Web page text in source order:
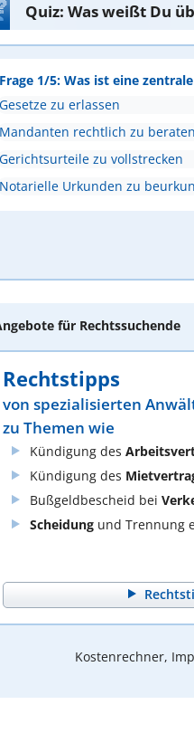
Quiz: Was weißt Du
Frage 1/5: Was ist eine
Gesetze zu erlassen
Mandanten rechtlich zu
Gerichtsurteile zu vollstrecken
Notarielle Urkunden zu
für Rechtssuchende
Rechtstipps
von spezialisierten
zu Themen wie
Kündigung des
Kündigung des
Bußgeldbescheid bei
Scheidung und Trennung
Kostenrechner,